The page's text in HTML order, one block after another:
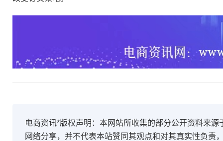
电商资讯*版权声明：本网站所收集的部分公开资料来
网络分享，并不代表本站赞同其观点和对其真实性负责